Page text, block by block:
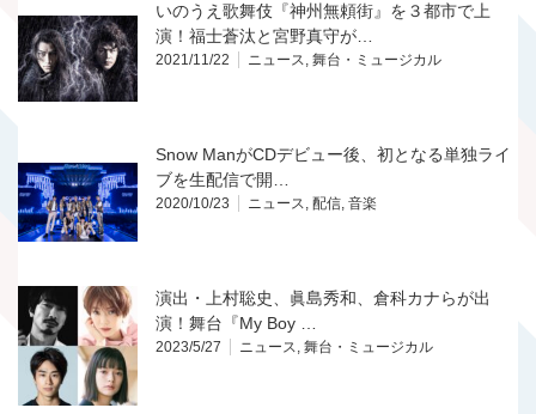
いのうえ歌舞伎『神州無頼街』を３都市で上
演！福士蒼汰と宮野真守が…
2021/11/22 ニュース, 舞台・ミュージカル
Snow ManがCDデビュー後、初となる単独ライ
ブを生配信で開…
2020/10/23 ニュース, 配信, 音楽
演出・上村聡史、眞島秀和、倉科カナらが出
演！舞台『My Boy …
2023/5/27 ニュース, 舞台・ミュージカル